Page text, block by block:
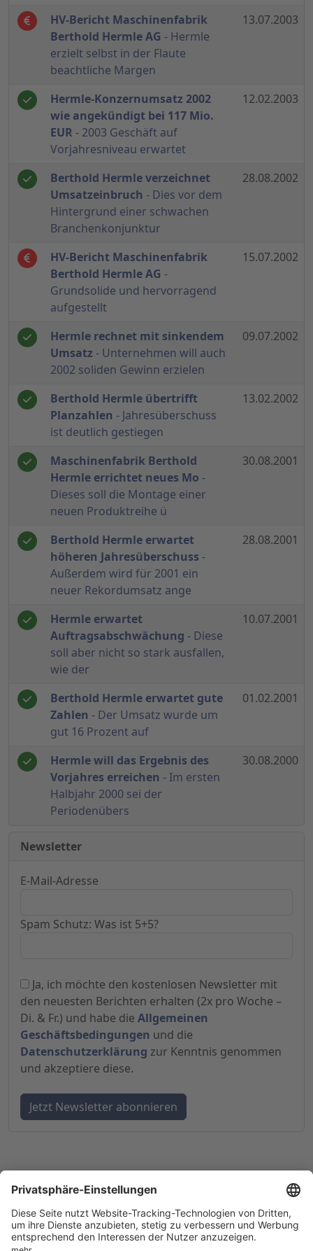
HV-Bericht Maschinenfabrik
Berthold Hermle AG - Hermle
erzielt selbst in der Flaute
beachtliche Margen
13.07.2003
Hermle-Konzernumsatz 2002
wie angekündigt bei 117 Mio.
EUR - 2003 Geschäft auf
Vorjahresniveau erwartet
12.02.2003
Berthold Hermle verzeichnet
Umsatzeinbruch - Dies vor dem
Hintergrund einer schwachen
Branchenkonjunktur
28.08.2002
HV-Bericht Maschinenfabrik
Berthold Hermle AG -
Grundsolide und hervorragend
aufgestellt
15.07.2002
Hermle rechnet mit sinkendem
Umsatz - Unternehmen will auch
2002 soliden Gewinn erzielen
09.07.2002
Berthold Hermle übertrifft
Planzahlen - Jahresüberschuss
ist deutlich gestiegen
13.02.2002
Maschinenfabrik Berthold
Hermle errichtet neues Mo -
Dieses soll die Montage einer
neuen Produktreihe ü
30.08.2001
Berthold Hermle erwartet
höheren Jahresüberschuss -
Außerdem wird für 2001 ein
neuer Rekordumsatz ange
28.08.2001
Hermle erwartet
Auftragsabschwächung - Diese
soll aber nicht so stark ausfallen,
wie der
10.07.2001
Berthold Hermle erwartet gute
Zahlen - Der Umsatz wurde um
gut 16 Prozent auf
01.02.2001
Hermle will das Ergebnis des
Vorjahres erreichen - Im ersten
Halbjahr 2000 sei der
Periodenübers
30.08.2000
Newsletter
E-Mail-Adresse
Spam Schutz: Was ist 5+5?
Ja, ich möchte den kostenlosen Newsletter mit
den neuesten Berichten erhalten (2x pro Woche –
Di. & Fr.) und habe die Allgemeinen
Geschäftsbedingungen und die
Datenschutzerklärung zur Kenntnis genommen
und akzeptiere diese.
© 1998-2026by GSC Research GmbH
Datenschutz